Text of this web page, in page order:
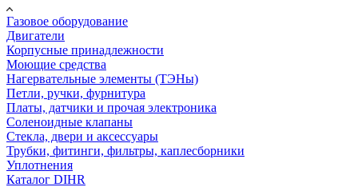
Газовое оборудование
Двигатели
Корпусные принадлежности
Моющие средства
Нагервательные элементы (ТЭНы)
Петли, ручки, фурнитура
Платы, датчики и прочая электроника
Соленоидные клапаны
Стекла, двери и аксессуары
Трубки, фитинги, фильтры, каплесборники
Уплотнения
Каталог DIHR